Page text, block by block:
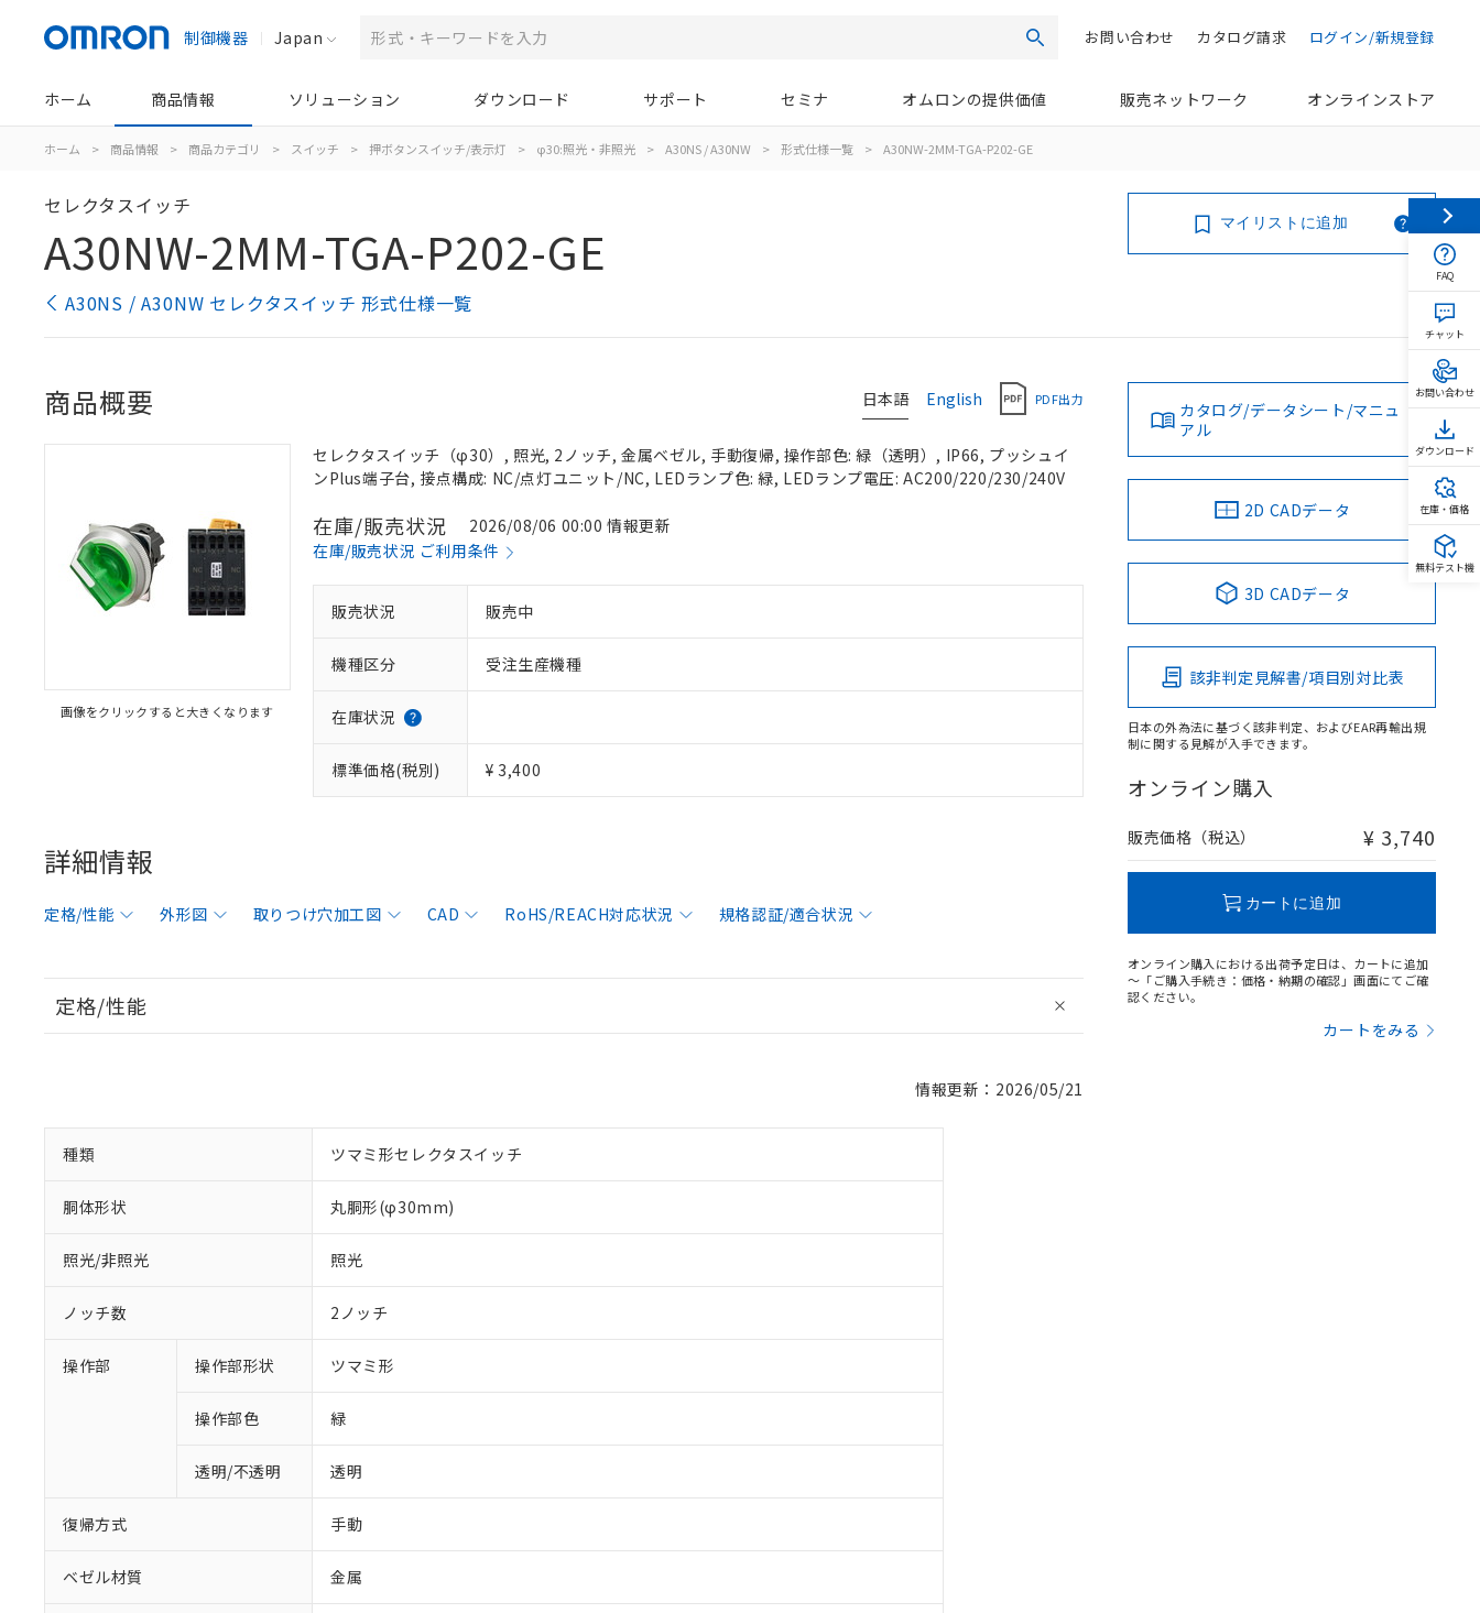
制御機器 Japan 検索 ログイン/新規登録
カタログ請求
お問い合わせ
ホーム 商品情報 ソリューション ダウンロード サポート セミナ オムロンの提供価値 販売ネットワーク オンラインストア
ホーム > 商品情報 > 商品カテゴリ > スイッチ > 押ボタンスイッチ/表示灯 > φ30:照光・非照光 > A30NS / A30NW > 形式仕様一覧 > A30NW-2MM-TGA-P202-GE
セレクタスイッチ
A30NW-2MM-TGA-P202-GE
A30NS / A30NW セレクタスイッチ 形式仕様一覧
マイリストに追加
日本語 English PDF出力
商品概要
画像をクリックすると大きくなります
セレクタスイッチ（φ30）, 照光, 2ノッチ, 金属ベゼル, 手動復帰, 操作部色: 緑（透明）, IP66, プッシュイ
ンPlus端子台, 接点構成: NC/点灯ユニット/NC, LEDランプ色: 緑, LEDランプ電圧: AC200/220/230/240V
在庫/販売状況
2026/08/06 00:00 情報更新
在庫/販売状況 ご利用条件
販売状況 販売中
機種区分 受注生産機種
在庫状況
標準価格(税別) ¥ 3,400
詳細情報
定格/性能 外形図 取りつけ穴加工図 CAD RoHS/REACH対応状況 規格認証/適合状況
定格/性能
情報更新：2026/05/21
種類 ツマミ形セレクタスイッチ
胴体形状 丸胴形(φ30mm)
照光/非照光 照光
ノッチ数 2ノッチ
操作部 操作部形状 ツマミ形
操作部色 緑
透明/不透明 透明
復帰方式 手動
ベゼル材質 金属
カタログ/データシート/マニュ
アル
2D CADデータ
3D CADデータ
該非判定見解書/項目別対比表
日本の外為法に基づく該非判定、およびEAR再輸出規
制に関する見解が入手できます。
オンライン購入
販売価格（税込） ¥ 3,740
カートに追加
オンライン購入における出荷予定日は、カートに追加
～「ご購入手続き：価格・納期の確認」画面にてご確
認ください。
カートをみる
FAQ
チャット
お問い合わせ
ダウンロード
在庫・価格
無料テスト機